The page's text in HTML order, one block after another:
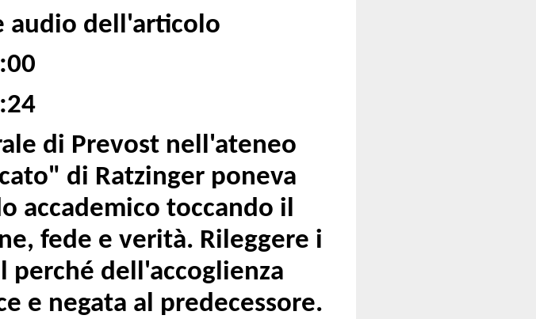
audio dell'articolo
di Prevost nell'ateneo
di Ratzinger poneva
accademico toccando il
fede e verità. Rileggere i
perché dell'accoglienza
e negata al predecessore.